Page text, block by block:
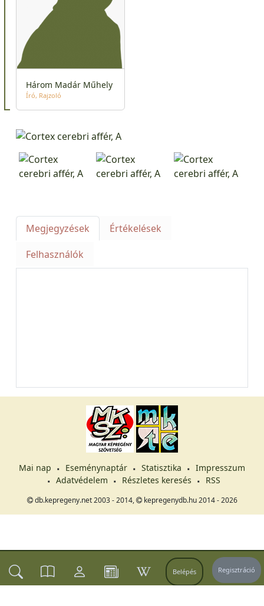
Belépés Regisztráció
Három Madár Műhely
Író Rajzoló
Megjegyzések
Értékelések
Felhasználók
Mai nap Eseménynaptár Statisztika
Impresszum
Adatvédelem
Részletes keresés RSS
db.kepregeny.net 2003 - 2014, kepregenydb.hu 2014 - 2026